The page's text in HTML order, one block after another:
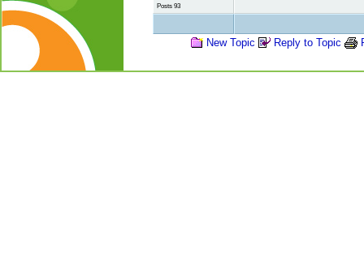
Posts 93
New Topic Reply to Topic